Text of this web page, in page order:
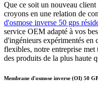
Que ce soit un nouveau
croyons en une relation de
d'osmose inverse 50 gps
service OEM adapté à vos
d'ingénieurs expérimentés en
flexibles, notre entreprise
des produits de la plus haute
Membrane d'osmose inverse (OI) 50